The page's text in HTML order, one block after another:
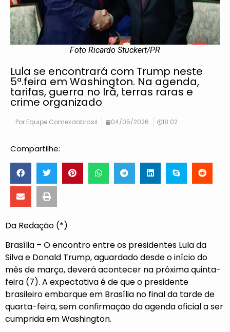
Foto Ricardo Stuckert/PR
Lula se encontrará com Trump neste
5ª.feira em Washington. Na agenda,
tarifas, guerra no Irã, terras raras e
crime organizado
Por Equipe Comexdobrasil 04/05/2026 18:02
Compartilhe:
Da Redação (*)
Brasília – O encontro entre os presidentes Lula da
Silva e Donald Trump, aguardado desde o início do
mês de março, deverá acontecer na próxima quinta-
feira (7). A expectativa é de que o presidente
brasileiro embarque em Brasília no final da tarde de
quarta-feira, sem confirmação da agenda oficial a ser
cumprida em Washington.